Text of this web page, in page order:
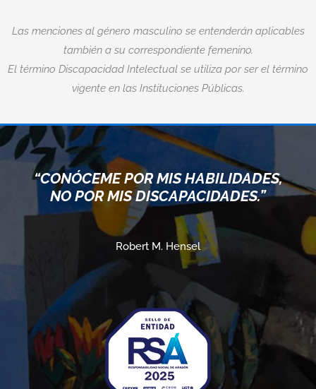
Las menciones al género masculino se entenderán aplicables
también a su correspondiente femenino.
El término Discapacidad Intelectual se utiliza por ser el término
vigente en las Instituciones Públicas.
“CONÓCEME POR MIS HABILIDADES,
NO POR MIS DISCAPACIDADES.”
Robert M. Hensel